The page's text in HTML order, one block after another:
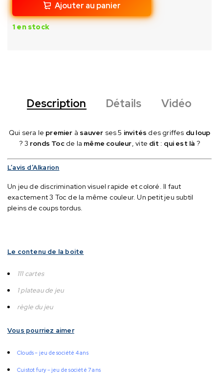
Ajouter au panier
1 en stock
Description Détails Vidéo
Qui sera le premier à sauver ses 5 invités des griffes du loup
? 3 ronds Tocde la même couleur, vite dit : qui est là ?
L’avis d’Alkarion
Un jeu de discrimination visuel rapide et coloré. Il faut
exactement 3 Toc de la même couleur. Un petit jeu subtil
pleins de coups tordus.
Le contenu de la boite
111 cartes
1 plateau de jeu
règle du jeu
Vous pourriez aimer
Clouds – jeu de société 4 ans
Cuistot fury – jeu de société 7 ans